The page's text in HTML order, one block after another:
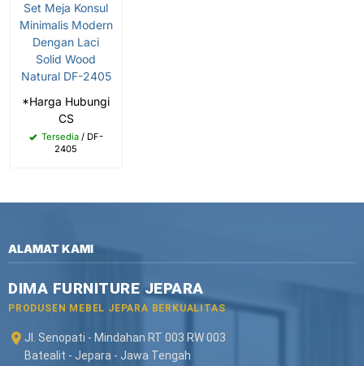
Set Meja Konsul
Minimalis Modern
Dengan Laci
Solid Wood
Natural DF-2405
*Harga Hubungi
CS
Tersedia/ DF-
2405
ALAMAT KAMI
DIMA FURNITURE JEPARA
PRODUSEN MEBEL JEPARA BERKUALITAS
Jl. Senopati - Mindahan RT 003 RW 003
Batealit - Jepara - Jawa Tengah